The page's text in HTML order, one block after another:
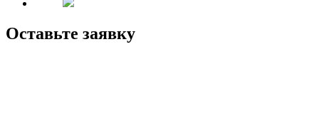
Оставьте заявку